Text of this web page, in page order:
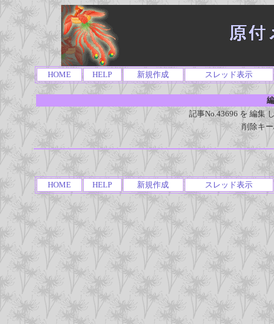
HOME HELP 新規作成 スレッド表示
記事No.43696 を 編集
削除キ
HOME HELP 新規作成 スレッド表示